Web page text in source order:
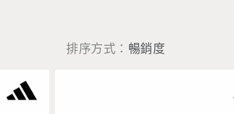
排序方式： 暢銷度